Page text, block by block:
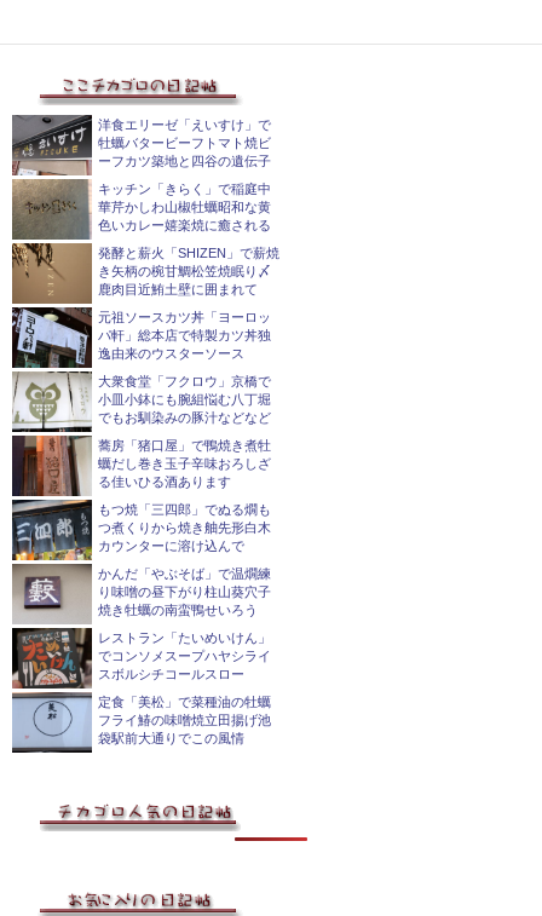
洋食エリーゼ「えいすけ」で
牡蠣バタービーフトマト焼ビ
ーフカツ築地と四谷の遺伝子
キッチン「きらく」で稲庭中
華芹かしわ山椒牡蠣昭和な黄
色いカレー嬉楽焼に癒される
発酵と薪火「SHIZEN」で薪焼
き矢柄の椀甘鯛松笠焼眠り〆
鹿肉目近鮪土壁に囲まれて
元祖ソースカツ丼「ヨーロッ
パ軒」総本店で特製カツ丼独
逸由来のウスターソース
大衆食堂「フクロウ」京橋で
小皿小鉢にも腕組悩む八丁堀
でもお馴染みの豚汁などなど
蕎房「猪口屋」で鴨焼き煮牡
蠣だし巻き玉子辛味おろしざ
る佳いひる酒あります
もつ焼「三四郎」でぬる燗も
つ煮くりから焼き舳先形白木
カウンターに溶け込んで
かんだ「やぶそば」で温燗練
り味噌の昼下がり柱山葵穴子
焼き牡蠣の南蛮鴨せいろう
レストラン「たいめいけん」
でコンソメスープハヤシライ
スボルシチコールスロー
定食「美松」で菜種油の牡蠣
フライ鰆の味噌焼立田揚げ池
袋駅前大通りでこの風情